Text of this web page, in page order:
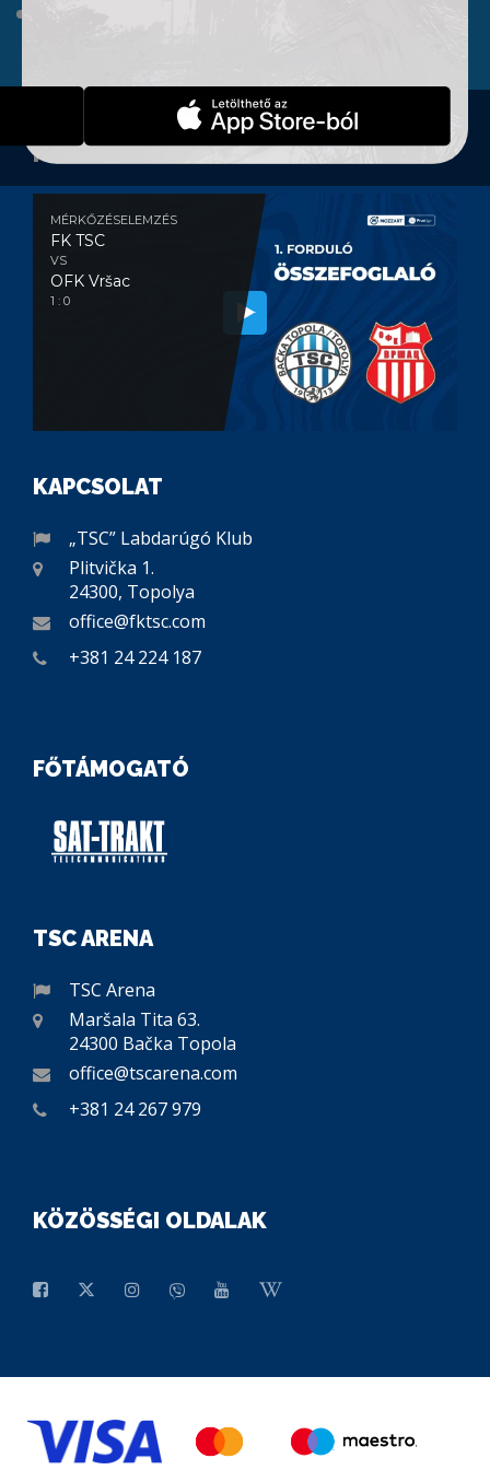
MÉRKŐZÉSELEMZÉS
MÉRKŐZÉSELEMZÉS
FK TSC
VS
OFK Vršac
1 : 0
KAPCSOLAT
„TSC” Labdarúgó Klub
Plitvička 1.
24300, Topolya
office@fktsc.com
+381 24 224 187
FŐTÁMOGATÓ
TSC ARENA
TSC Arena
Maršala Tita 63.
24300 Bačka Topola
office@tscarena.com
+381 24 267 979
KÖZÖSSÉGI OLDALAK